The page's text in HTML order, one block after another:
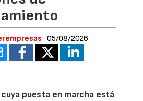
05/08/2026
puesta en marcha está